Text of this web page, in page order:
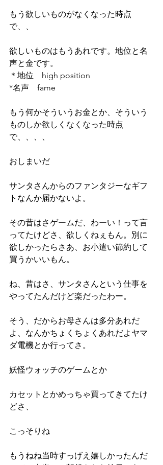
もう欲しいものがなくなった時点
で、、
欲しいものはもうあれです。地位と名
声と金です。
＊地位　high position
*名声　fame
もう何かそういうお金とか、そういう
ものしか欲しくなくなった時点
で、、、、
おしまいだ
サンタさんからのファンタジーなギフ
トなんか届かないよ。
その昔はさゲームだ、わーい！って言
ってたけどさ、欲しくねぇもん。別に
欲しかったらさあ、お小遣い節約して
買うかいいもん。
ね、昔はさ、サンタさんという仕事を
やってたんだけど楽だったわー。
そう、だからお母さんは多分あれだ
よ、なんかちょくちょくあれだよヤマ
ダ電機とか行ってさ。
妖怪ウォッチのゲームとか
カセットとかめっちゃ買ってきてたけ
どさ、
こっそりね
もうねね当時すっげえ嬉しかったんだ